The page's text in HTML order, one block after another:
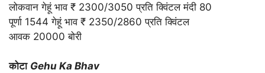
लोकवान गेहूं भाव ₹ 2300/3050 प्रति क्विंटल मंदी 80
पूर्णा 1544 गेहूं भाव ₹ 2350/2860 प्रति क्विंटल
आवक 20000 बोरी
कोटा Gehu Ka Bhav